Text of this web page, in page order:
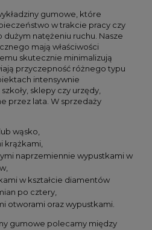
gumowe, które
w trakcie pracy czy
natężeniu ruchu. Nasze
mają właściwości
skutecznie minimalizują
przyczepność różnego typu
intensywnie
sklepy czy urzędy,
przez lata. W sprzedaży
wąsko,
krążkami,
naprzemiennie wypustkami w
w kształcie diamentów
po cztery,
otworami oraz wypustkami.
gumowe polecamy między